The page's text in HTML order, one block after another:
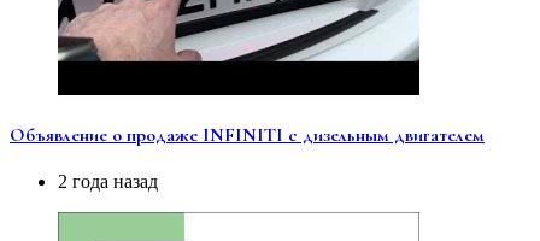
Объявление о продаже INFINITI с дизельным двигателем
2 года назад